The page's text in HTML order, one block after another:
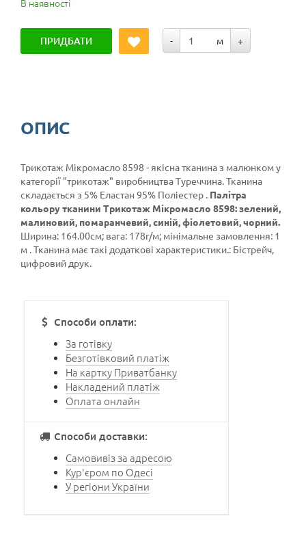
В наявності
ПРИДБАТИ - м +
ОПИС
Трикотаж Мікромасло 8598 - якісна тканина з малюнком у
категорії "трикотаж" виробництва Туреччина. Тканина
складається з 5% Еластан 95% Поліестер . Палітра
кольору тканини Трикотаж Мікромасло 8598: зелений,
малиновий, помаранчевий, синій, фіолетовий, чорний.
Ширина: 164.00см; вага: 178г/м; мінімальне замовлення: 1
м . Тканина має такі додаткові характеристики.: Бістрейч,
цифровий друк.
Способи оплати:
За готівку
Безготівковий платіж
На картку Приватбанку
Накладений платіж
Оплата онлайн
Способи доставки:
Самовивіз за адресою
Кур'єром по Одесі
У регіони України